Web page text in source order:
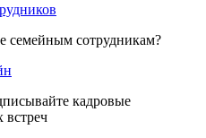
семейным сотрудникам?
кадровые
встреч